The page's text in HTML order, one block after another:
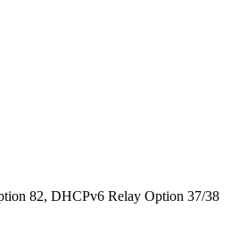
82, DHCPv6 Relay Option 37/38